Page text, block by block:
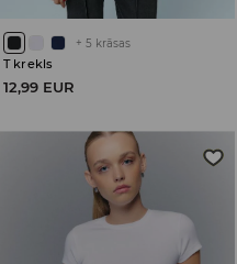
+ 5 krāsas
T krekls
12,99 EUR